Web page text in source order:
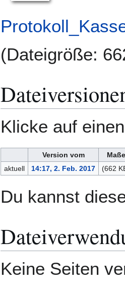
(Dateigröße:
Klicke auf
Version vom
Maße
aktuell
14:17, 2. Feb. 2017 (662
Du kannst
Keine Seiten